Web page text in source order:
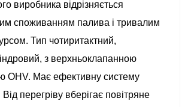
виробника відрізняється
споживанням палива і тривалим
Тип чотиритактний,
з верхньоклапанною
OHV. Має ефективну систему
Від перегріву вберігає повітряне